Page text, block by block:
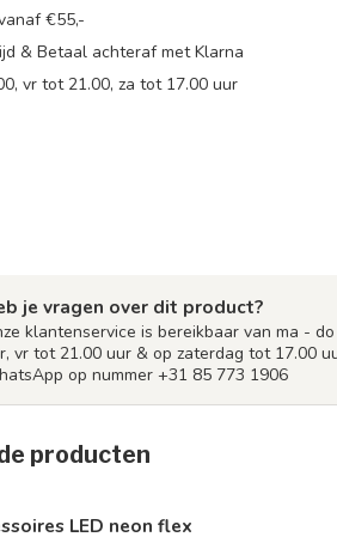
€55,-
& Betaal achteraf met Klarna
vr tot 21.00, za tot 17.00 uur
je vragen over dit product?
klantenservice is bereikbaar van ma -
vr tot 21.00 uur & op zaterdag tot 17.00
op nummer +31 85 773 1906
producten
LED neon flex